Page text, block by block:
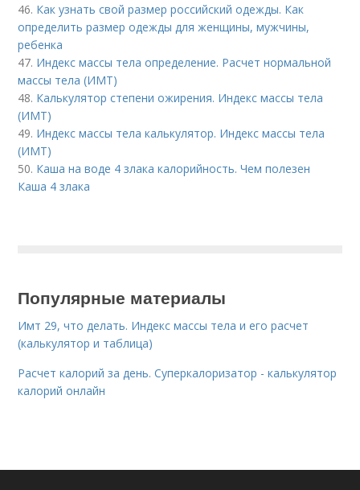
46. Как узнать свой размер российский одежды. Как
определить размер одежды для женщины, мужчины,
ребенка
47. Индекс массы тела определение. Расчет нормальной
массы тела (ИМТ)
48. Калькулятор степени ожирения. Индекс массы тела
(ИМТ)
49. Индекс массы тела калькулятор. Индекс массы тела
(ИМТ)
50. Каша на воде 4 злака калорийность. Чем полезен
Каша 4 злака
Популярные материалы
Имт 29, что делать. Индекс массы тела и его расчет
(калькулятор и таблица)
Расчет калорий за день. Суперкалоризатор - калькулятор
калорий онлайн